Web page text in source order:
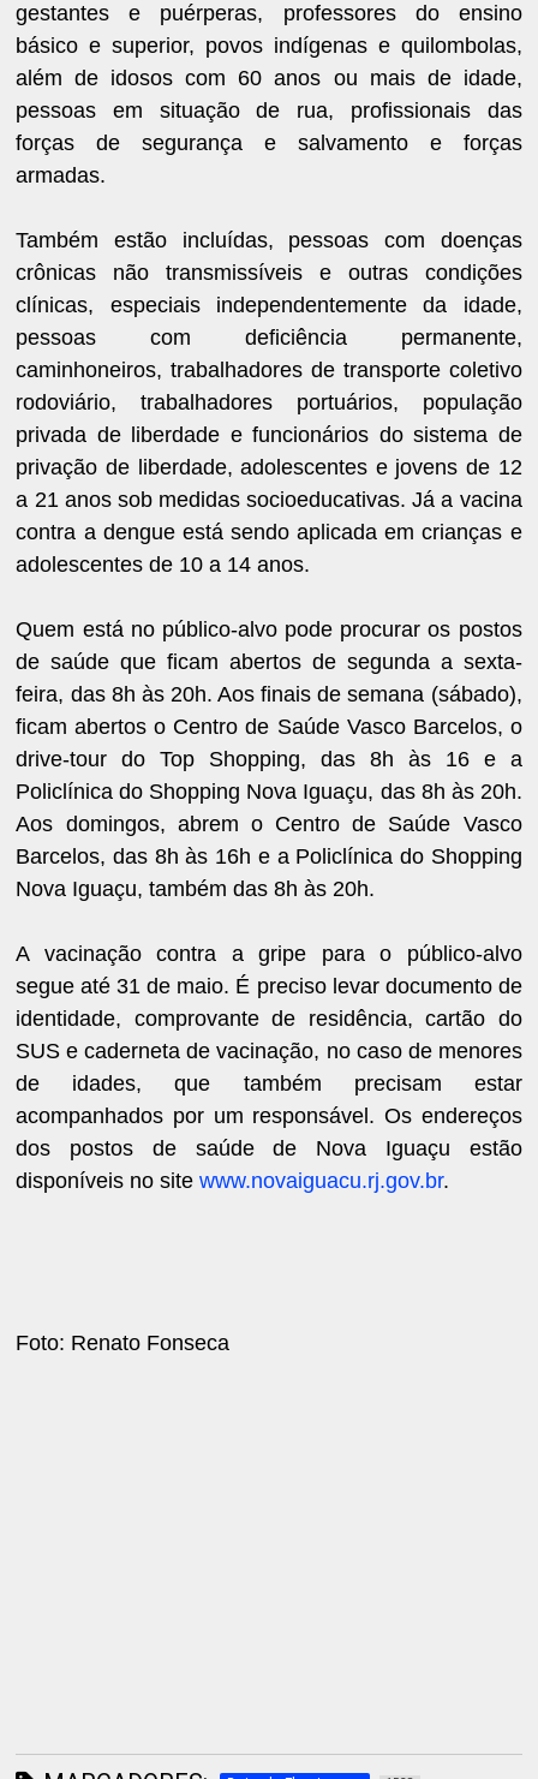
gestantes e puérperas, professores do ensino
básico e superior, povos indígenas e quilombolas,
além de idosos com 60 anos ou mais de idade,
pessoas em situação de rua, profissionais das
forças de segurança e salvamento e forças
armadas.
Também estão incluídas, pessoas com doenças
crônicas não transmissíveis e outras condições
clínicas, especiais independentemente da idade,
pessoas com deficiência permanente,
caminhoneiros, trabalhadores de transporte coletivo
rodoviário, trabalhadores portuários, população
privada de liberdade e funcionários do sistema de
privação de liberdade, adolescentes e jovens de 12
a 21 anos sob medidas socioeducativas. Já a vacina
contra a dengue está sendo aplicada em crianças e
adolescentes de 10 a 14 anos.
Quem está no público-alvo pode procurar os postos
de saúde que ficam abertos de segunda a sexta-
feira, das 8h às 20h. Aos finais de semana (sábado),
ficam abertos o Centro de Saúde Vasco Barcelos, o
drive-tour do Top Shopping, das 8h às 16 e a
Policlínica do Shopping Nova Iguaçu, das 8h às 20h.
Aos domingos, abrem o Centro de Saúde Vasco
Barcelos, das 8h às 16h e a Policlínica do Shopping
Nova Iguaçu, também das 8h às 20h.
A vacinação contra a gripe para o público-alvo
segue até 31 de maio. É preciso levar documento de
identidade, comprovante de residência, cartão do
SUS e caderneta de vacinação, no caso de menores
de idades, que também precisam estar
acompanhados por um responsável. Os endereços
dos postos de saúde de Nova Iguaçu estão
disponíveis no sitewww.novaiguacu.rj.gov.br.
Foto: Renato Fonseca